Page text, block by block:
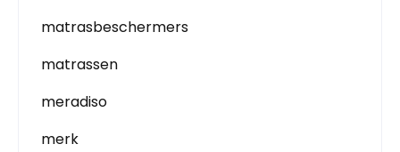
matrasbeschermers
matrassen
meradiso
merk